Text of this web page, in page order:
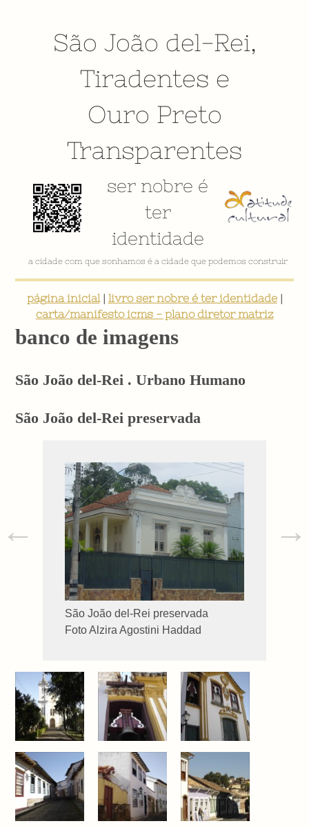
São João del-Rei,
Tiradentes e
Ouro Preto
Transparentes
ser nobre é
ter
identidade
VÍDEO INSTITUCIONAL
página inicial| livro ser nobre é ter identidade|
carta/manifesto icms - plano diretor matriz
banco de imagens
São João del-Rei . Urbano Humano
São João del-Rei preservada
São João del-Rei preservada
Foto Alzira Agostini Haddad
← →